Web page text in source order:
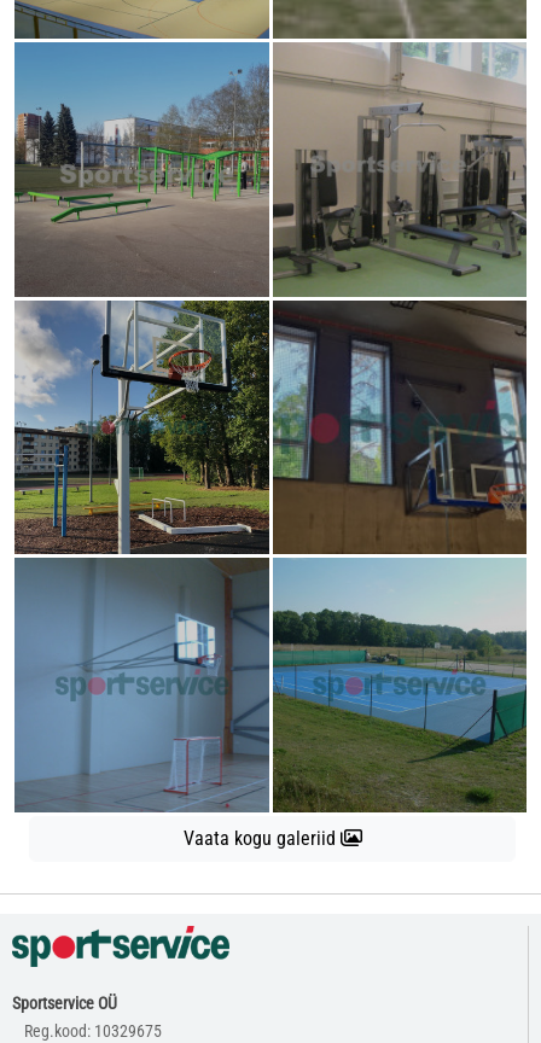
Vaata kogu galeriid
Sportservice OÜ
Reg.kood: 10329675